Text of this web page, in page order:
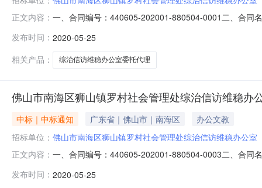
正文内容： 一、合同编号：440605-202001-880504-0001二、合同
83201111六、合同主要信息主要标的名称：主要标的数
发布时间： 2020-05-25
相关产品：
综治信访维稳办公室委托代理
佛山市南海区狮山镇罗村社会管理处综治信访维稳
中标｜中标通知 广东省｜佛山市｜南海区
办公文教
招标单位： 佛山市南海区狮山镇罗村社会管理处综治信访维稳办公室
正文内容： 一、合同编号：440605-202001-880504-0003二、合同
83201111六、合同主要信息主要标的名称：主要标的数
发布时间： 2020-05-25